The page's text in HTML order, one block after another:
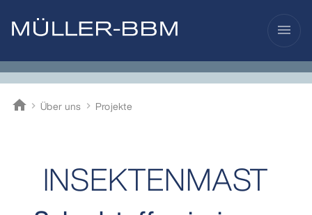
menu
home
Müller-BBMÜber uns Projekte
INSEKTENMAST